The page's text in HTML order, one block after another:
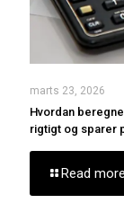
marts 23, 2026
Hvordan
rigtigt og sparer
Read more